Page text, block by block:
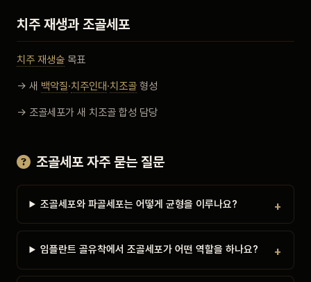
치주 재생과 조골세포
치주 재생술 목표
→ 새 백악질·치주인대·치조골 형성
→ 조골세포가 새 치조골 합성 담당
조골세포 자주 묻는 질문
조골세포와 파골세포는 어떻게 균형을 이루나요?
임플란트 골유착에서 조골세포가 어떤 역할을 하나요?